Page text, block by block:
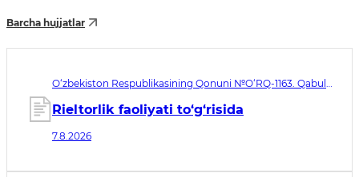
Barcha hujjatlar
O‘zbekiston Respublikasining Qonuni №O‘RQ-1163. Qabul
Rieltorlik faoliyati to‘g‘risida
7.8.2026